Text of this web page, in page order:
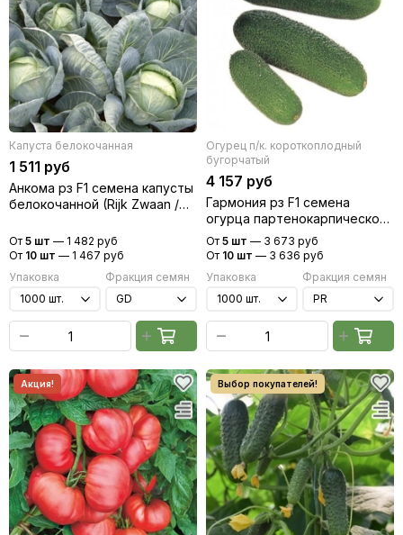
Капуста белокочанная
1 511 руб
Анкома рз F1 семена капусты
белокочанной (Rijk Zwaan /
От 5 шт — 1 482 руб
От 10 шт — 1 467 руб
Упаковка
Фракция семян
Огурец п/к. короткоплодный
бугорчатый
4 157 руб
Гармония рз F1 семена
огурца партенокарпического
(Rijk Zwaan / Райк Цваан)
От 5 шт — 3 673 руб
От 10 шт — 3 636 руб
Упаковка
Фракция семян